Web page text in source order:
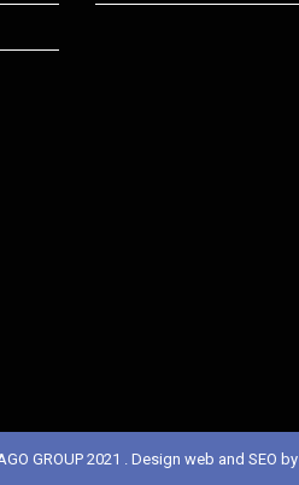
GROUP 2021 . Design web and SEO by